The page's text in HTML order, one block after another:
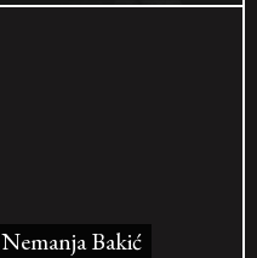
Nemanja Bakić